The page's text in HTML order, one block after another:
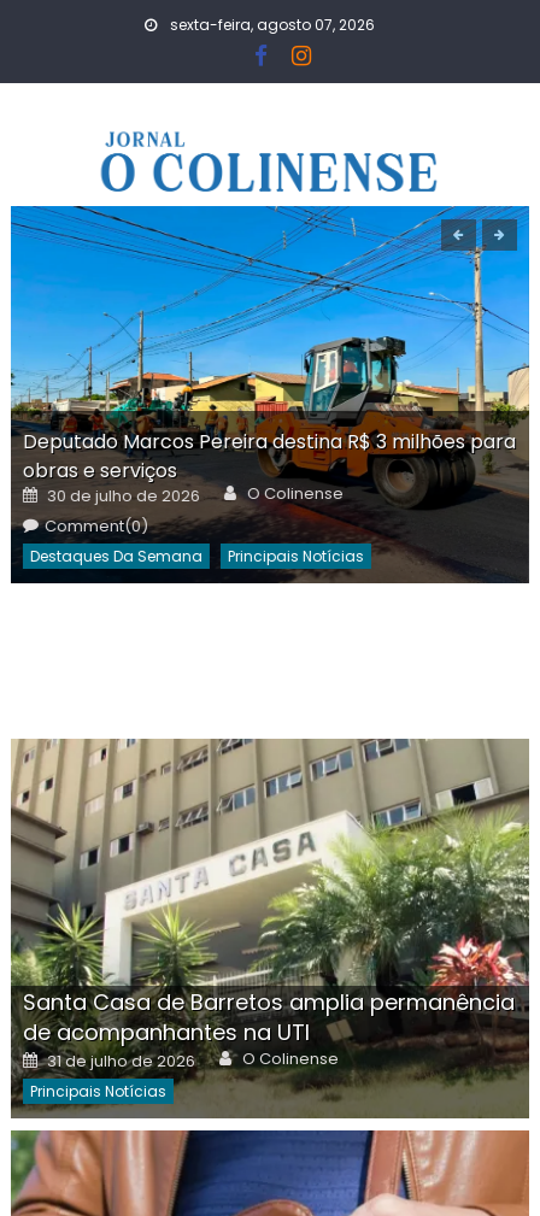
sexta-feira, agosto 07, 2026
Deputado Marcos Pereira destina R$ 3 milhões para
obras e serviços
Posted
on
30 de julho de 2026 Author
O Colinense
Comment(0)
Destaques Da Semana Principais Notícias
Santa Casa de Barretos amplia permanência
de acompanhantes na UTI
Posted
on
31 de julho de 2026 Author
O Colinense
Principais Notícias